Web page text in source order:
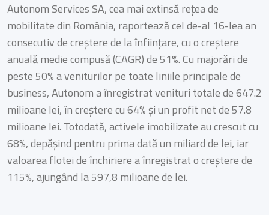
Autonom Services SA, cea mai extinsă rețea de
mobilitate din România, raportează cel de-al 16-lea an
consecutiv de creștere de la înființare, cu o creștere
anuală medie compusă (CAGR) de 51%. Cu majorări de
peste 50% a veniturilor pe toate liniile principale de
business, Autonom a înregistrat venituri totale de 647.2
milioane lei, în creștere cu 64% și un profit net de 57.8
milioane lei. Totodată, activele imobilizate au crescut cu
68%, depășind pentru prima dată un miliard de lei, iar
valoarea flotei de închiriere a înregistrat o creștere de
115%, ajungând la 597,8 milioane de lei.